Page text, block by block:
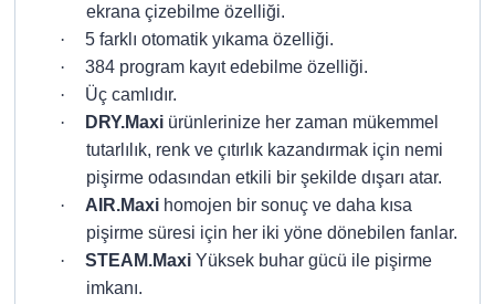
ekrana çizebilme özelliği.
·
5 farklı otomatik yıkama özelliği.
·
384 program kayıt edebilme özelliği.
·
Üç camlıdır.
·
DRY.Maxiürünlerinize her zaman mükemmel
tutarlılık, renk ve çıtırlık kazandırmak için nemi
pişirme odasından etkili bir şekilde dışarı atar.
·
AIR.Maxihomojen bir sonuç ve daha kısa
pişirme süresi için her iki yöne dönebilen fanlar.
·
STEAM.MaxiYüksek buhar gücü ile pişirme
imkanı.